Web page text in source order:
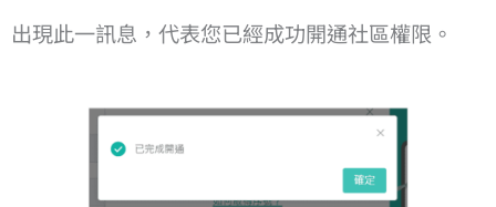
出現此一訊息，代表您已經成功開通社區權限。